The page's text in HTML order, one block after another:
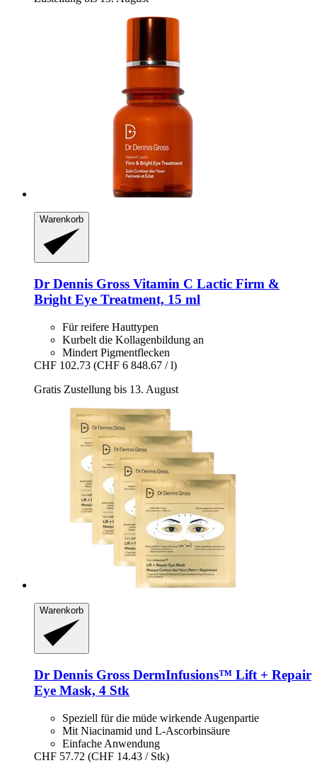
Warenkorb
Dr Dennis Gross Vitamin C Lactic Firm &
Bright Eye Treatment, 15 ml
Für reifere Hauttypen
Kurbelt die Kollagenbildung an
Mindert Pigmentflecken
CHF 102.73 (CHF 6 848.67 / l)
Gratis Zustellung bis 13. August
Warenkorb
Dr Dennis Gross DermInfusions™ Lift + Repair
Eye Mask, 4 Stk
Speziell für die müde wirkende Augenpartie
Mit Niacinamid und L-Ascorbinsäure
Einfache Anwendung
CHF 57.72 (CHF 14.43 / Stk)